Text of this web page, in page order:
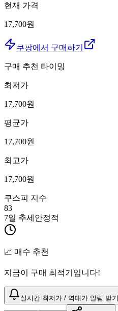
현재 가격
17,700원
쿠팡에서 구매하기
구매 추천 타이밍
최저가
17,700원
평균가
17,700원
최고가
17,700원
쿠스피 지수
83
7일 추세 안정적
📈 매수 추천
지금이 구매 최적기입니다!
실시간 최저가 / 역대가 알림 받기